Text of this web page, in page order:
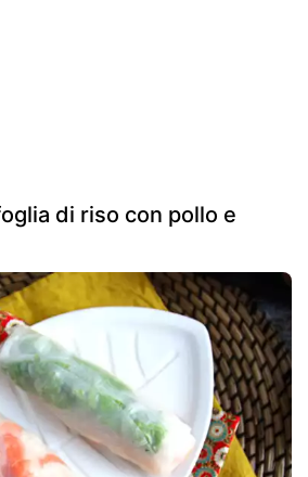
di riso con pollo e